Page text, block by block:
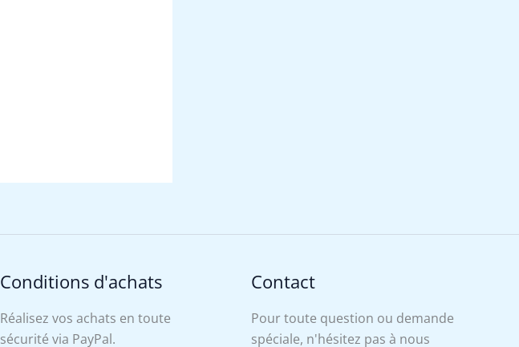
Conditions d'achats
Réalisez vos achats en toute
sécurité via PayPal.
Contact
Pour toute question ou demande
spéciale, n'hésitez pas à nous